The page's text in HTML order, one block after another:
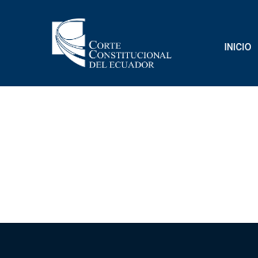
INICIO